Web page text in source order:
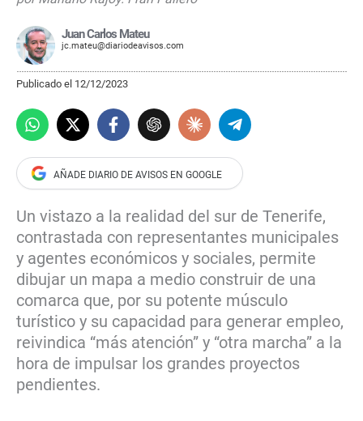
Juan Carlos Mateu
jc.mateu@diariodeavisos.com
Publicado el 12/12/2023
Un vistazo a la realidad del sur de Tenerife,
contrastada con representantes municipales
y agentes económicos y sociales, permite
dibujar un mapa a medio construir de una
comarca que, por su potente músculo
turístico y su capacidad para generar empleo,
reivindica “más atención” y “otra marcha” a la
hora de impulsar los grandes proyectos
pendientes.